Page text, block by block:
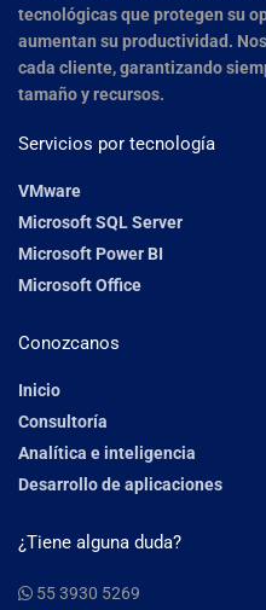
tecnológicas que protegen su
aumentan su productividad.
cada cliente, garantizando
tamaño y recursos.
Servicios por tecnología
VMware
Microsoft SQL Server
Microsoft Power BI
Microsoft Office
Conozcanos
Inicio
Consultoría
Analítica e inteligencia
Desarrollo de aplicaciones
¿Tiene alguna duda?
55 3930 5269